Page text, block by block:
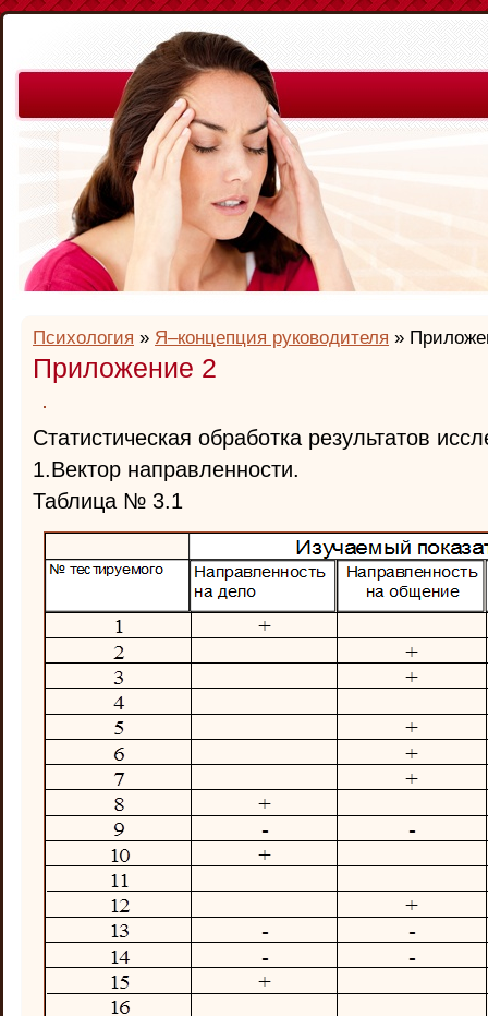
Психология » Я–концепция руководителя »
Приложение 2
Статистическая обработка результатов
1.Вектор направленности.
Таблица № 3.1